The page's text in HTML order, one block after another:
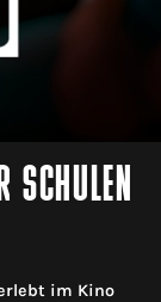
SCHULEN
im Kino